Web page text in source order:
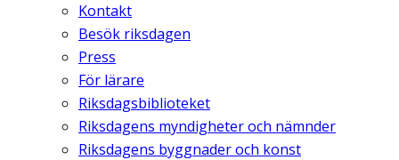
Kontakt
Besök riksdagen
Press
För lärare
Riksdagsbiblioteket
Riksdagens myndigheter och nämnder
Riksdagens byggnader och konst